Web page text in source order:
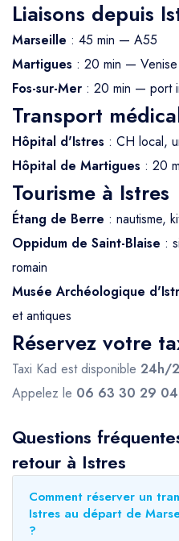
Liaisons depuis
Marseille : 45 min — A55
Martigues : 20 min —
Fos-sur-Mer : 20 min — port
Transport
Hôpital d'Istres : CH local,
Hôpital de Martigues : 20
Tourisme à Istres
Étang de Berre : nautisme,
Oppidum de Saint-Blaise :
romain
Musée Archéologique
et antiques
Réservez votre
Taxi Kad est disponible 24h/
Appelez le 06 63 30 29 04
Questions
retour à Istres
Comment réserver un
Istres au départ de
?